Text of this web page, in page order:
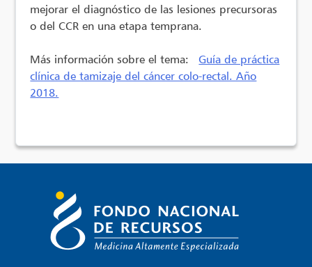
mejorar el diagnóstico de las lesiones precursoras
o del CCR en una etapa temprana.
Más información sobre el tema: Guía de práctica
clínica de tamizaje del cáncer colo-rectal. Año
2018.